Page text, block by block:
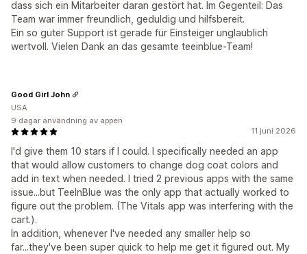
dass sich ein Mitarbeiter daran gestört hat. Im Gegenteil: Das
Team war immer freundlich, geduldig und hilfsbereit.
Ein so guter Support ist gerade für Einsteiger unglaublich
wertvoll. Vielen Dank an das gesamte teeinblue-Team!
11 juni 2026
I'd give them 10 stars if I could. I specifically needed an app
that would allow customers to change dog coat colors and
add in text when needed. I tried 2 previous apps with the same
issue...but TeeInBlue was the only app that actually worked to
figure out the problem. (The Vitals app was interfering with the
cart.).
In addition, whenever I've needed any smaller help so
far...they've been super quick to help me get it figured out. My
Good Girl John
USA
9 dagar användning av appen